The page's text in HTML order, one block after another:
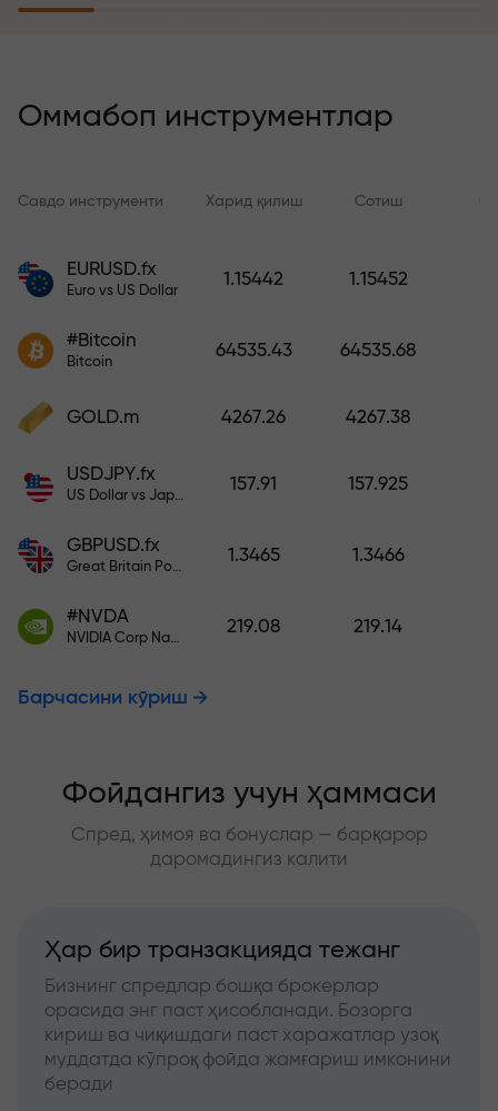
саёҳатга эга бўлади
йўқотишларингизни қоплайди ва
6 ой ичида фойдани уч баравар
капиталингиз ҳимояланган!
Ҳисобни тўлдиринг ва
катта бонус олинг. X1000 хато
эмас. Депозит қанча катта
Оммабоп инструментлар
Савдо инструменти Харид қилиш Сотиш
EURUSD.fx
Euro vs US Dollar
1.15442 1.15452
#Bitcoin
Bitcoin
64535.43 64535.68
GOLD.m 4267.26 4267.38
USDJPY.fx
US Dollar vs Japanese Yen
157.91 157.925
GBPUSD.fx
Great Britain Pound vs US Dollar
1.3465 1.3466
#NVDA
NVIDIA Corp Nasdaq Stock Exchange (Nasdaq) USD
219.08 219.14
Барчасини кўриш
Фойдангиз учун ҳаммаси
Спред, ҳимоя ва бонуслар — барқарор
даромадингиз калити
Ҳар бир транзакцияда тежанг
Бизнинг спредлар бошқа брокерлар
орасида энг паст ҳисобланади. Бозорга
кириш ва чиқишдаги паст харажатлар узоқ
муддатда кўпроқ фойда жамғариш имконини
беради